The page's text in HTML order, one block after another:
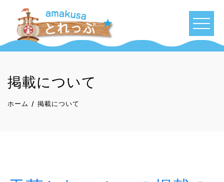
ン
ス掲載について
ホーム 掲載について